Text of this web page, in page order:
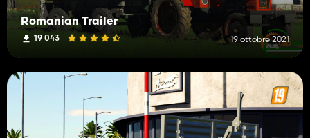
Romanian Trailer
19 043 19 ottobre 2021